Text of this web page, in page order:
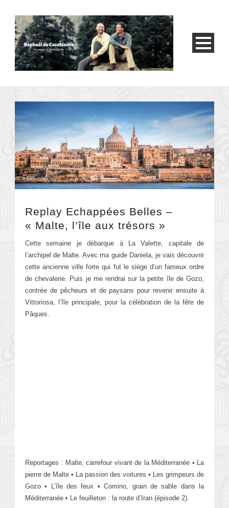
Replay Echappées Belles –
« Malte, l’île aux trésors »
Cette semaine je débarque à La Valette, capitale de
l’archipel de Malte. Avec ma guide Daniela, je vais découvrir
cette ancienne ville forte qui fut le siège d’un fameux ordre
de chevalerie. Puis je me rendrai sur la petite île de Gozo,
contrée de pêcheurs et de paysans pour revenir ensuite à
Vittoriosa, l’île principale, pour la célébration de la fête de
Pâques.
Reportages : Malte, carrefour vivant de la Méditerranée • La
pierre de Malte • La passion des voitures • Les grimpeurs de
Gozo • L’île des feux • Comino, grain de sable dans la
Méditerranée • Le feuilleton : la route d’Iran (épisode 2).